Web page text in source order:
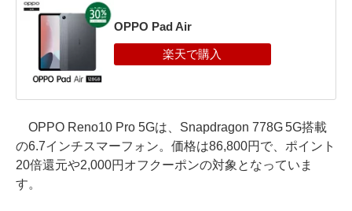
OPPO Pad Air
OPPO Reno10 Pro 5Gは、Snapdragon 778G 5G搭載
の6.7インチスマーフォン。価格は86,800円で、ポイント
20倍還元や2,000円オフクーポンの対象となっていま
す。